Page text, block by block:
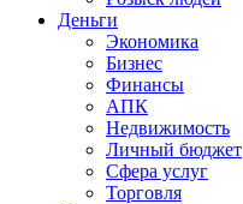
Деньги
Экономика
Бизнес
Финансы
АПК
Недвижимость
Личный бюджет
Сфера услуг
Торговля